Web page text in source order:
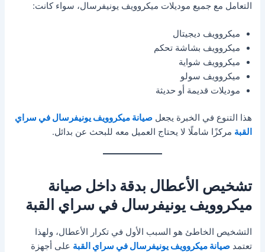
التعامل مع جميع موديلات ميكروويف يونيفرسال، سواء كانت:
ميكروويف ديجيتال
ميكروويف بشاشة تحكم
ميكروويف شواية
ميكروويف سولو
موديلات قديمة أو حديثة
هذا التنوع في الخبرة يجعلصيانة ميكروويف يونيفرسال في سراي
القبة مركزًا شاملًا لا يحتاج العميل معه للبحث عن بدائل.
تشخيص الأعطال بدقة داخل صيانة
ميكروويف يونيفرسال في سراي القبة
التشخيص الخاطئ هو السبب الأول في تكرار الأعطال، ولهذا
تعتمدصيانة ميكروويف يونيفرسال في سراي القبة على أجهزة